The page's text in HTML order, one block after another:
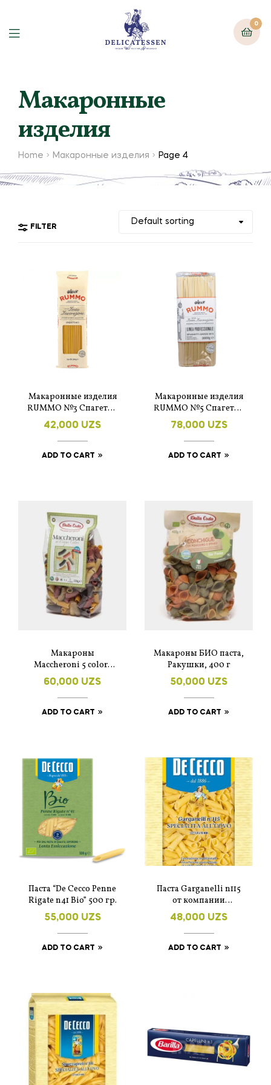
0
Макаронные
изделия
Home Макаронные изделия Page 4
FILTER
Макаронные изделия
RUMMO №3 Спагетти
500 г
42,000 UZS
ADD TO CART
Макаронные изделия
RUMMO №5 Спагетти
1000 г
78,000 UZS
ADD TO CART
Макароны
Maccheroni 5 colori
500g – Dalla Costa
60,000 UZS
ADD TO CART
Макароны БИО паста,
Ракушки, 400 г
50,000 UZS
ADD TO CART
Паста “De Cecco Penne
Rigate n41 Bio” 500 гр.
55,000 UZS
ADD TO CART
Паста Garganelli n115
от компании
“DeCecco” 250 гр.
48,000 UZS
ADD TO CART